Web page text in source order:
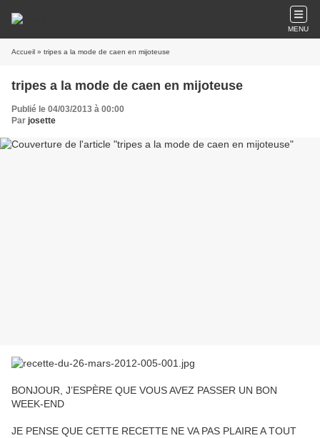
MENU
Accueil » tripes a la mode de caen en mijoteuse
tripes a la mode de caen en mijoteuse
Publié le 04/03/2013 à 00:00
Par josette
BONJOUR, J’ESPÈRE QUE VOUS AVEZ PASSER UN BON
WEEK-END
JE PENSE QUE CETTE RECETTE NE VA PAS PLAIRE A TOUT